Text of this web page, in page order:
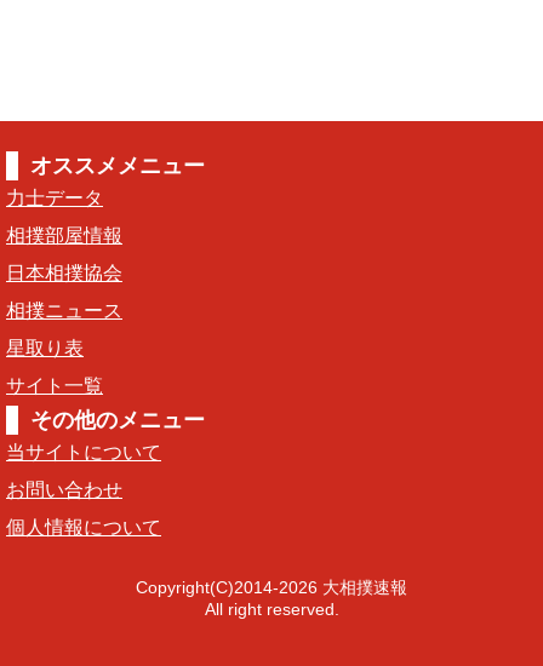
オススメメニュー
力士データ
相撲部屋情報
日本相撲協会
相撲ニュース
星取り表
サイト一覧
その他のメニュー
当サイトについて
お問い合わせ
個人情報について
Copyright(C)2014-2026 大相撲速報
All right reserved.